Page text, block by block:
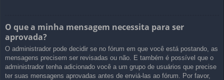
O que a minha mensagem necessita para ser
aprovada?
O administrador pode decidir se no fórum em que você está postando, as
mensagens precisem ser revisadas ou não. E também é possível que o
administrador tenha adicionado você a um grupo de usuários que precise
ter suas mensagens aprovadas antes de enviá-las ao fórum. Por favor,